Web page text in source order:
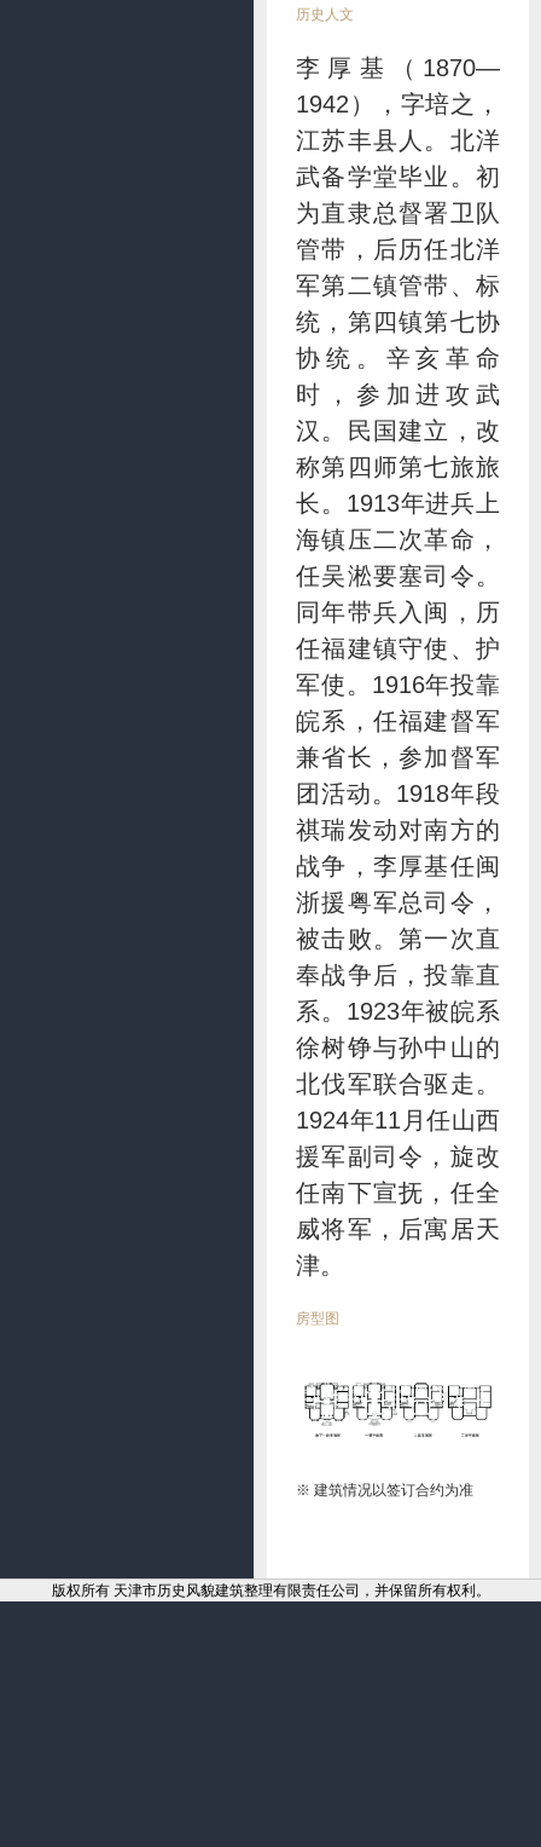
历史人文
李厚基（1870—
1942），字培之，
江苏丰县人。北洋
武备学堂毕业。初
为直隶总督署卫队
管带，后历任北洋
军第二镇管带、标
统，第四镇第七协
协统。辛亥革命
时，参加进攻武
汉。民国建立，改
称第四师第七旅旅
长。1913年进兵上
海镇压二次革命，
任吴淞要塞司令。
同年带兵入闽，历
任福建镇守使、护
军使。1916年投靠
皖系，任福建督军
兼省长，参加督军
团活动。1918年段
祺瑞发动对南方的
战争，李厚基任闽
浙援粤军总司令，
被击败。第一次直
奉战争后，投靠直
系。1923年被皖系
徐树铮与孙中山的
北伐军联合驱走。
1924年11月任山西
援军副司令，旋改
任南下宣抚，任全
威将军，后寓居天
津。
房型图
※ 建筑情况以签订合约为准
版权所有 天津市历史风貌建筑整理有限责任公司，并保留所有权利。